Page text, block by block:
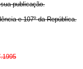
publicação.
e 107º da República.